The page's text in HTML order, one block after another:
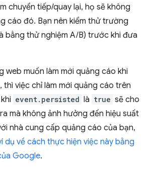
chuyển tiếp/quay lại, họ sẽ không
cáo đó. Bạn nên kiểm thử trường
bằng thử nghiệm A/B) trước khi đưa
web muốn làm mới quảng cáo khi
việc chỉ làm mới quảng cáo trên
khi event.persisted là true sẽ cho
mà không ảnh hưởng đến hiệu suất
nhà cung cấp quảng cáo của bạn,
dụ về cách thực hiện việc này bằng
Google.